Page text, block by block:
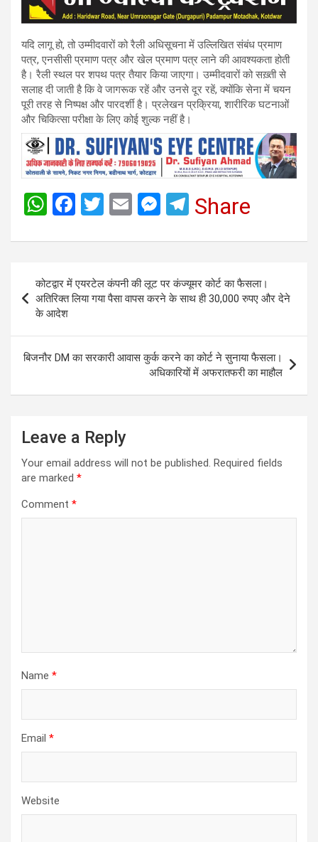
यदि लागू हो, तो उम्मीदवारों को रैली अधिसूचना में उल्लिखित संबंध प्रमाण
पत्र, एनसीसी प्रमाण पत्र और खेल प्रमाण पत्र लाने की आवश्यकता होती
है। रैली स्थल पर शपथ पत्र तैयार किया जाएगा। उम्मीदवारों को सख़्ती से
सलाह दी जाती है कि वे जागरूक रहें और उनसे दूर रहें, क्योंकि सेना में चयन
पूरी तरह से निष्पक्ष और पारदर्शी है। प्रलेखन प्रक्रिया, शारीरिक घटनाओं
और चिकित्सा परीक्षा के लिए कोई शुल्क नहीं है।
W
at
A
p
p
F
ce
o
k
T
tt
er
E
ail
M
se
g
T
e
a
Share
Post
navigation
कोटद्वार में एयरटेल कंपनी की लूट पर कंज्यूमर कोर्ट का फैसला।
अतिरिक्त लिया गया पैसा वापस करने के साथ ही 30,000 रुपए और देने
के आदेश
बिजनौर DM का सरकारी आवास कुर्क करने का कोर्ट ने सुनाया फैसला।
अधिकारियों में अफरातफरी का माहौल
Leave a Reply
Your email address will not be published. Required fields
are marked *
Comment *
Name *
Email *
Website